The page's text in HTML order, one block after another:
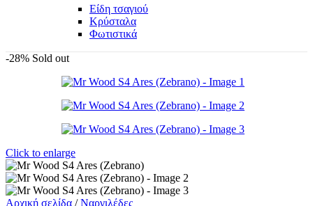
Είδη τσαγιού
Κρύσταλα
Φωτιστικά
-28% Sold out
Click to enlarge
Αρχική σελίδα / Ναργιλέδες